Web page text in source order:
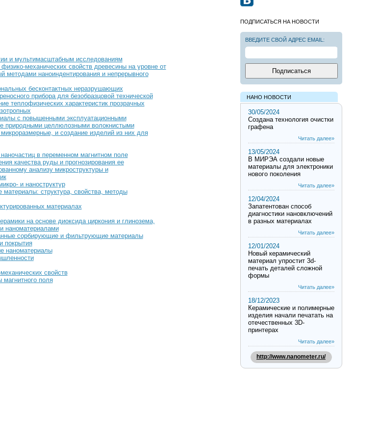
и мультимасштабным исследованиям
механических свойств древесины на уровне от
методами наноиндентирования и непрерывного
бесконтактных неразрушающих
прибора для безобразцовой технической
теплофизических характеристик прозрачных
с повышенными эксплуатационными
природными целлюлозными волокнистыми
и создание изделий из них для
в переменном магнитном поле
качества руды и прогнозирования ее
анализу микроструктуры и
и наноструктур
материалы: структура, свойства, методы
материалах
на основе диоксида циркония и глинозема,
наноматериалами
сорбирующие и фильтрующие материалы
покрытия
наноматериалы
свойств
магнитного поля
ПОДПИСАТЬСЯ НА НОВОСТИ
ВВЕДИТЕ СВОЙ АДРЕС EMAIL:
НАНО НОВОСТИ
30/05/2024
Создана технология очистки
графена
Читать далее»
13/05/2024
В МИРЭА создали новые
материалы для электроники
нового поколения
Читать далее»
12/04/2024
Запатентован способ
диагностики нановключений
в разных материалах
Читать далее»
12/01/2024
Новый керамический
материал упростит 3d-
печать деталей сложной
формы
Читать далее»
18/12/2023
Керамические и полимерные
изделия начали печатать на
отечественных 3D-
принтерах
Читать далее»
http://www.nanometer.ru/